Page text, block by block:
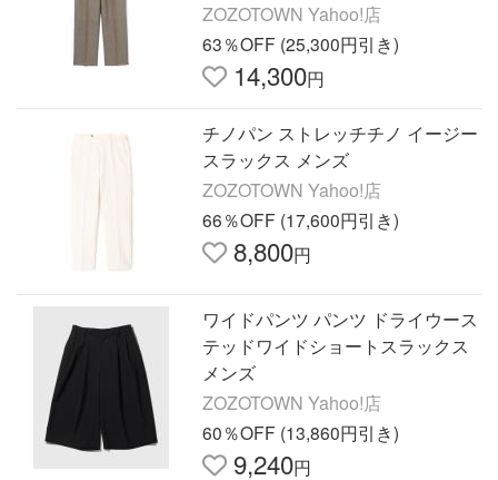
ZOZOTOWN Yahoo!店
63％OFF (25,300円引き)
14,300円
チノパン ストレッチチノ イージー
スラックス メンズ
ZOZOTOWN Yahoo!店
66％OFF (17,600円引き)
8,800円
ワイドパンツ パンツ ドライウース
テッドワイドショートスラックス
メンズ
ZOZOTOWN Yahoo!店
60％OFF (13,860円引き)
9,240円